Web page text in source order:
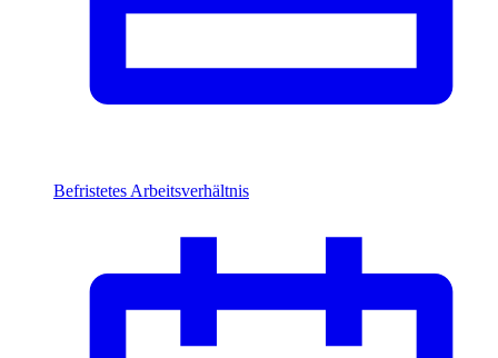
Befristetes Arbeitsverhältnis